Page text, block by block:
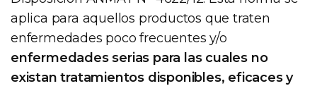
aplica para aquellos productos que traten
enfermedades poco frecuentes y/o
enfermedades serias para las cuales no
existan tratamientos disponibles, eficaces y